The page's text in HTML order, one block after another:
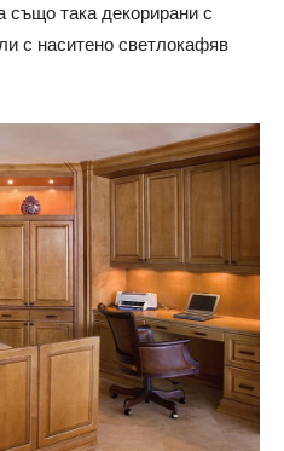
също така декорирани с
с наситено светлокафяв